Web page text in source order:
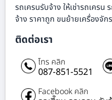
รถเครนรับจ้าง ให้เช่ารถเคร
จ้าง ราคาถูก ขนย้ายเครื่องจั
ติดต่อเรา
โทร คลิก
087-851-5521
Facebook คลิก